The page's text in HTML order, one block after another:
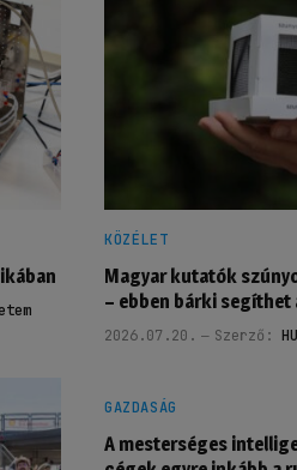
KÖZÉLET
Magyar kutatók
– ebben bárki segíthet
2026.07.20. Szerző:
GAZDASÁG
A mesterséges